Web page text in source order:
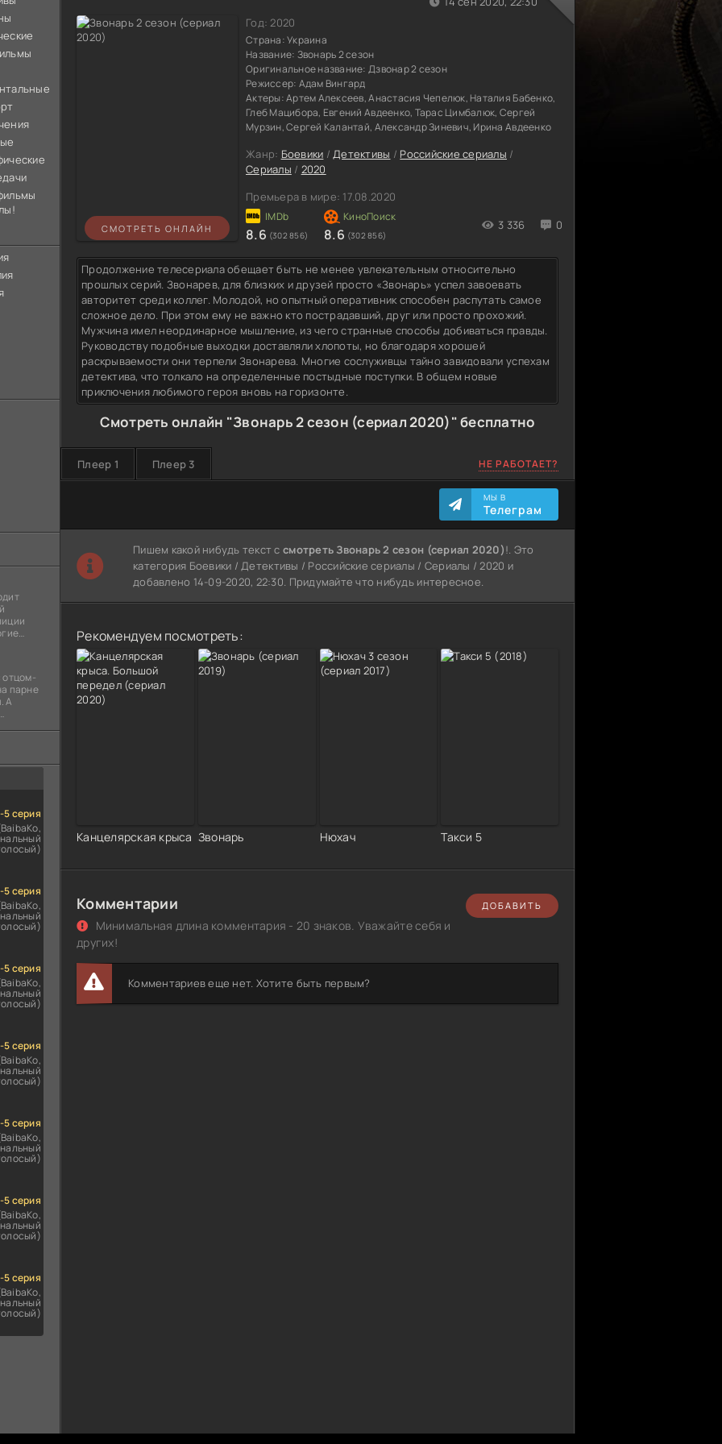
отцом-
парне
А
5 серия
5 серия
5 серия
5 серия
5 серия
5 серия
5 серия
СМОТРЕТЬ ОНЛАЙН
Год:2020
Страна:Украина
Название: Звонарь 2 сезон
Оригинальное название: Дзвонар 2 сезон
Режиссер: Адам Вингард
Актеры:Артем Алексеев, Анастасия Чепелюк, Наталия Бабенко,
Глеб Мацибора, Евгений Авдеенко, Тарас Цимбалюк, Сергей
Мурзин, Сергей Калантай, Александр Зиневич, Ирина Авдеенко
Жанр: Боевики /Детективы / Российские сериалы /
Сериалы / 2020
Премьера в мире: 17.08.2020
8.6 (302 856) 8.6 (302 856)
3 336 0
Продолжение телесериала обещает быть не менее увлекательным относительно
прошлых серий. Звонарев, для близких и друзей просто «Звонарь» успел завоевать
авторитет среди коллег. Молодой, но опытный оперативник способен распутать самое
сложное дело. При этом ему не важно кто пострадавший, друг или просто прохожий.
Мужчина имел неординарное мышление, из чего странные способы добиваться правды.
Руководству подобные выходки доставляли хлопоты, но благодаря хорошей
раскрываемости они терпели Звонарева. Многие сослуживцы тайно завидовали успехам
детектива, что толкало на определенные постыдные поступки. В общем новые
приключения любимого героя вновь на горизонте.
Смотреть онлайн "Звонарь 2 сезон (сериал 2020)" бесплатно
Плеер 1 Плеер 3 НЕ РАБОТАЕТ?
МЫ В
Телеграм
Пишем какой нибудь текст ссмотреть Звонарь 2 сезон (сериал 2020)!. Это
категория Боевики / Детективы / Российские сериалы / Сериалы / 2020 и
добавлено 14-09-2020, 22:30. Придумайте что нибудь интересное.
Рекомендуем посмотреть:
Канцелярская крыса Звонарь Нюхач Такси 5
Комментарии
Минимальная длина комментария - 20 знаков. Уважайте себя и
других!
ДОБАВИТЬ
Комментариев еще нет. Хотите быть первым?